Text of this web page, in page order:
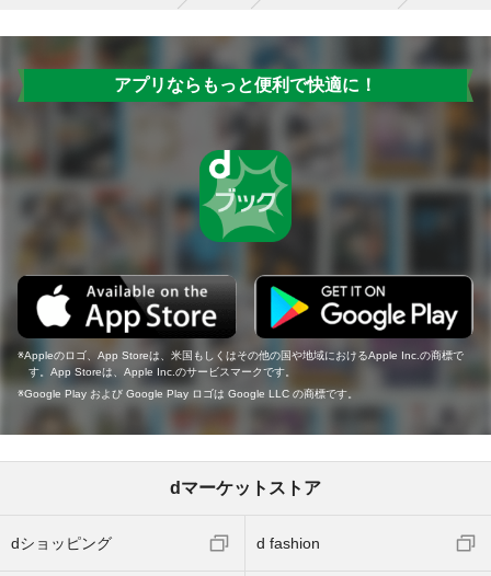
アプリならもっと便利で快適に！
Appleのロゴ、App Storeは、米国もしくはその他の国や地域におけるApple Inc.の商標で
す。App Storeは、Apple Inc.のサービスマークです。
Google Play および Google Play ロゴは Google LLC の商標です。
dマーケットストア
dショッピング d fashion